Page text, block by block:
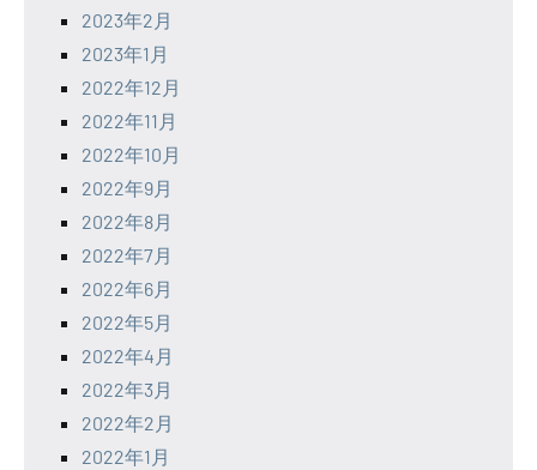
2023年2月
2023年1月
2022年12月
2022年11月
2022年10月
2022年9月
2022年8月
2022年7月
2022年6月
2022年5月
2022年4月
2022年3月
2022年2月
2022年1月